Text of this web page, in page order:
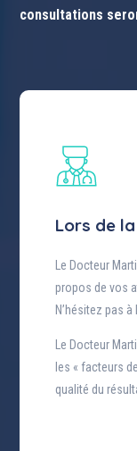
consultations
Lors de
Le Docteur
propos de vos
N’hésitez pas
Le Docteur
les « facteurs
qualité du